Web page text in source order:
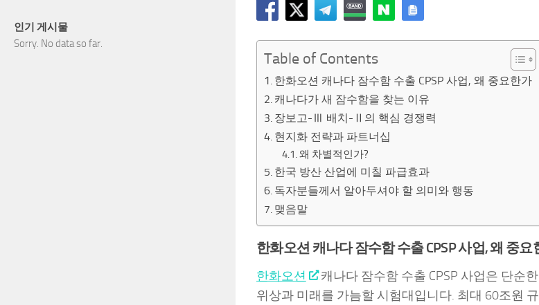
Table of Contents
한화오션 캐나다 잠수함 수출 CPSP 사업, 왜 중요한가
캐나다가 새 잠수함을 찾는 이유
장보고-Ⅲ 배치-Ⅱ의 핵심 경쟁력
현지화 전략과 파트너십
왜 차별적인가?
한국 방산 산업에 미칠 파급효과
독자분들께서 알아두셔야 할 의미와 행동
맺음말
한화오션 캐나다 잠수함 수출 CPSP 사업, 왜 중요
한화오션
캐나다 잠수함 수출 CPSP 사업은 단순
위상과 미래를 가늠할 시험대입니다. 최대 60조원
인기 게시물
Sorry. No data so far.